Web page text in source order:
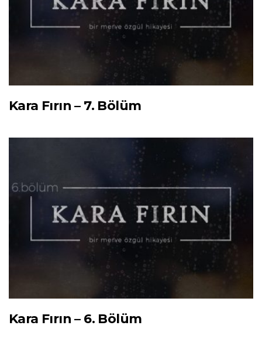
Kara Fırın – 7. Bölüm
Kara Fırın – 6. Bölüm